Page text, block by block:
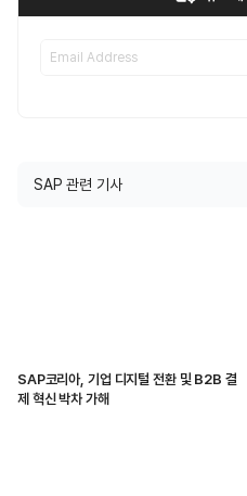
SAP 관련 기사
SAP코리아, 기업 디지털 전환 및 B2B 결
제 혁신 박차 가해